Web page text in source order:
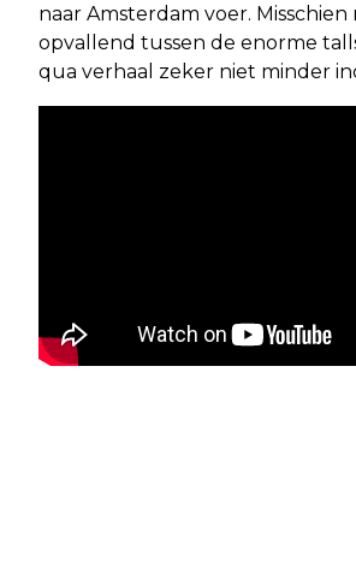
naar Amsterdam voer.
opvallend tussen de enorme
qua verhaal zeker niet minder